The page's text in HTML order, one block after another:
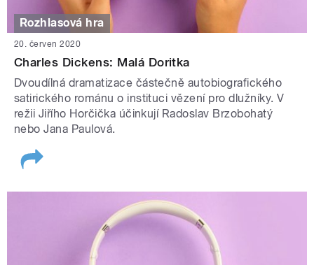
Rozhlasová hra
20. červen 2020
Charles Dickens: Malá Doritka
Dvoudílná dramatizace částečně autobiografického
satirického románu o instituci vězení pro dlužníky. V
režii Jiřího Horčička účinkují Radoslav Brzobohatý
nebo Jana Paulová.